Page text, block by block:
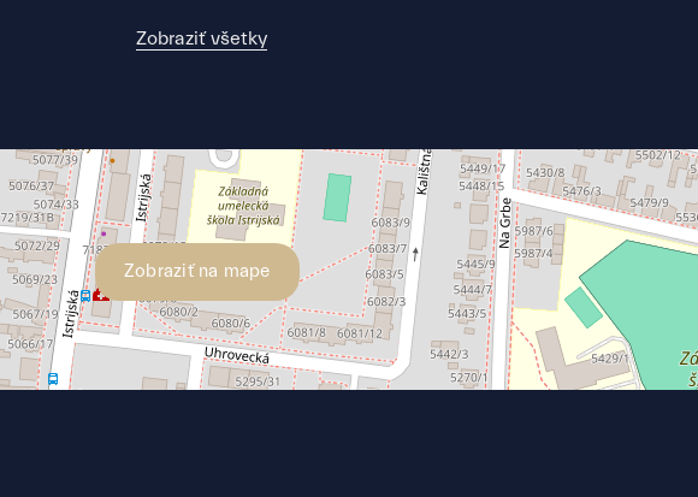
Zobraziť všetky
Zobraziť na mape